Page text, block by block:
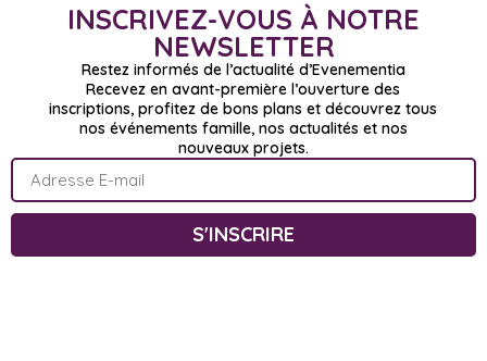
INSCRIVEZ-VOUS À NOTRE
NEWSLETTER
Restez informés de l’actualité d’Evenementia
Recevez en avant-première l’ouverture des
inscriptions, profitez de bons plans et découvrez tous
nos événements famille, nos actualités et nos
nouveaux projets.
S'INSCRIRE